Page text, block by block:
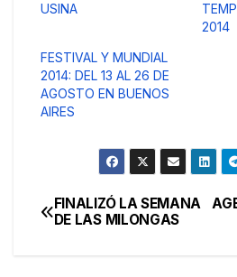
USINA
2014
FESTIVAL Y MUNDIAL
2014: DEL 13 AL 26 DE
AGOSTO EN BUENOS
AIRES
Navegación
FINALIZÓ LA SEMANA
DE LAS MILONGAS